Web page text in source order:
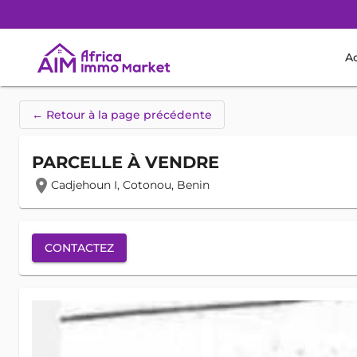
← Retour à la page précédente
PARCELLE À VENDRE
location_on Cadjehoun I, Cotonou, Benin
CONTACTEZ